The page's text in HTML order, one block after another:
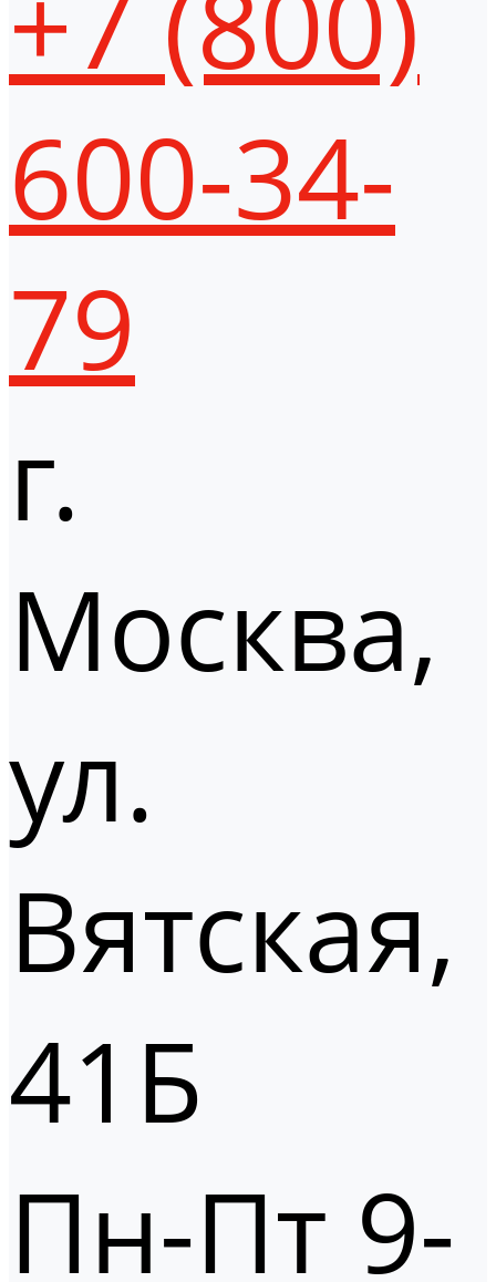
600-34-
79
г.
Москва,
ул.
Вятская,
41Б
Пн-Пт 9-